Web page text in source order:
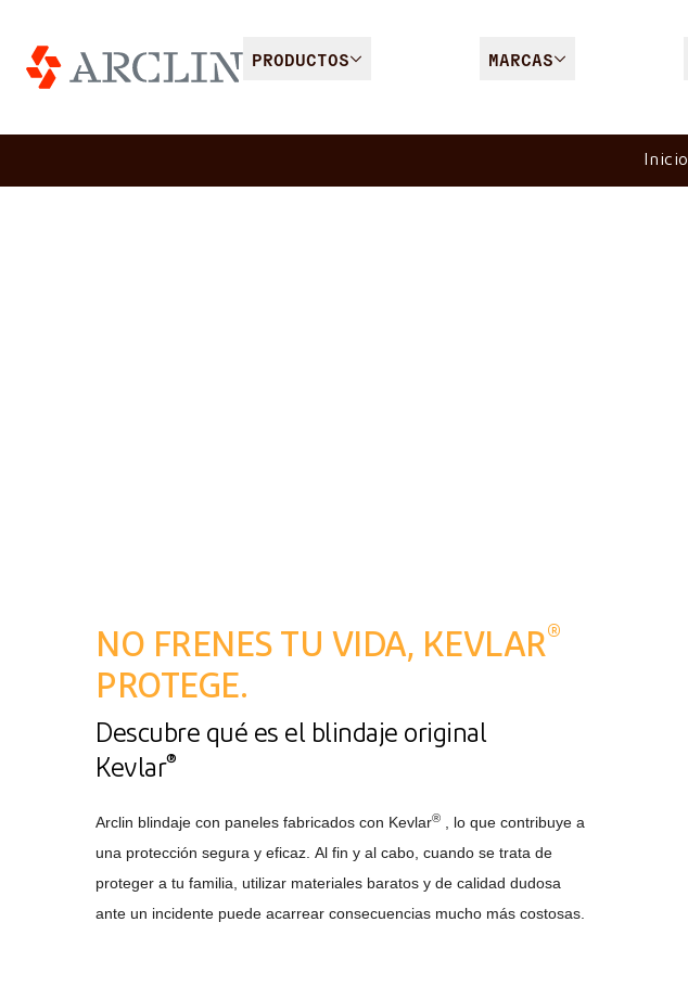
PRODUCTOS MARCAS
Inicio
NO FRENES TU VIDA, KEVLAR®
PROTEGE.
Descubre qué es el blindaje original
Kevlar®
Arclin blindaje con paneles fabricados con Kevlar® , lo que contribuye a
una protección segura y eficaz. Al fin y al cabo, cuando se trata de
proteger a tu familia, utilizar materiales baratos y de calidad dudosa
ante un incidente puede acarrear consecuencias mucho más costosas.